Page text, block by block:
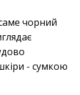
чорний
- сумкою